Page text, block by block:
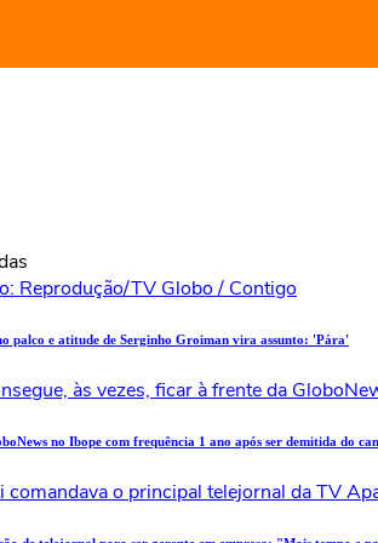
palco e atitude de Serginho Groiman vira assunto: 'Pára'
no Ibope com frequência 1 ano após ser demitida do